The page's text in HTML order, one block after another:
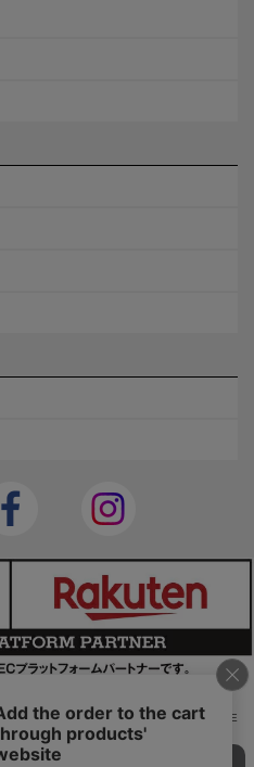
の無断での複製・転載を禁止します。
Rakuten Group, Inc. ALL RIGHTS RE